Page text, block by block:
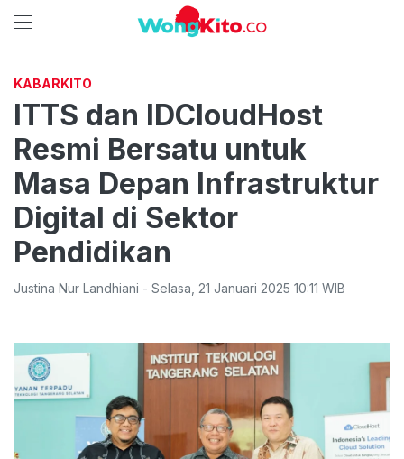
KABARKITO
ITTS dan IDCloudHost
Resmi Bersatu untuk
Masa Depan Infrastruktur
Digital di Sektor
Pendidikan
Justina Nur Landhiani - Selasa 21 Januari 2025 10:11 WIB